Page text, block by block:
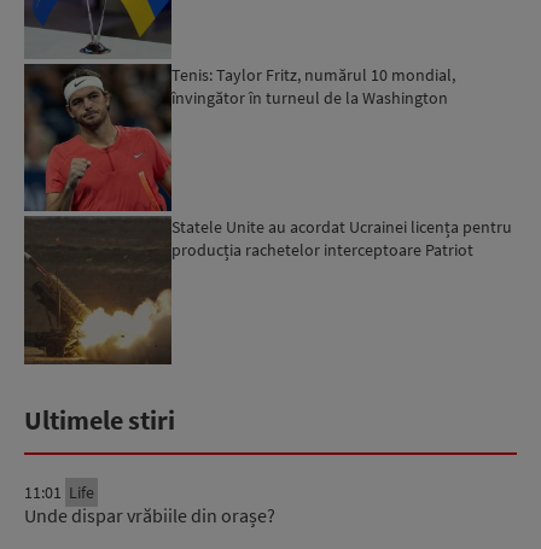
Tenis: Taylor Fritz, numărul 10 mondial,
învingător în turneul de la Washington
Statele Unite au acordat Ucrainei licența pentru
producția rachetelor interceptoare Patriot
Ultimele stiri
11:01 Life
Unde dispar vrăbiile din orașe?